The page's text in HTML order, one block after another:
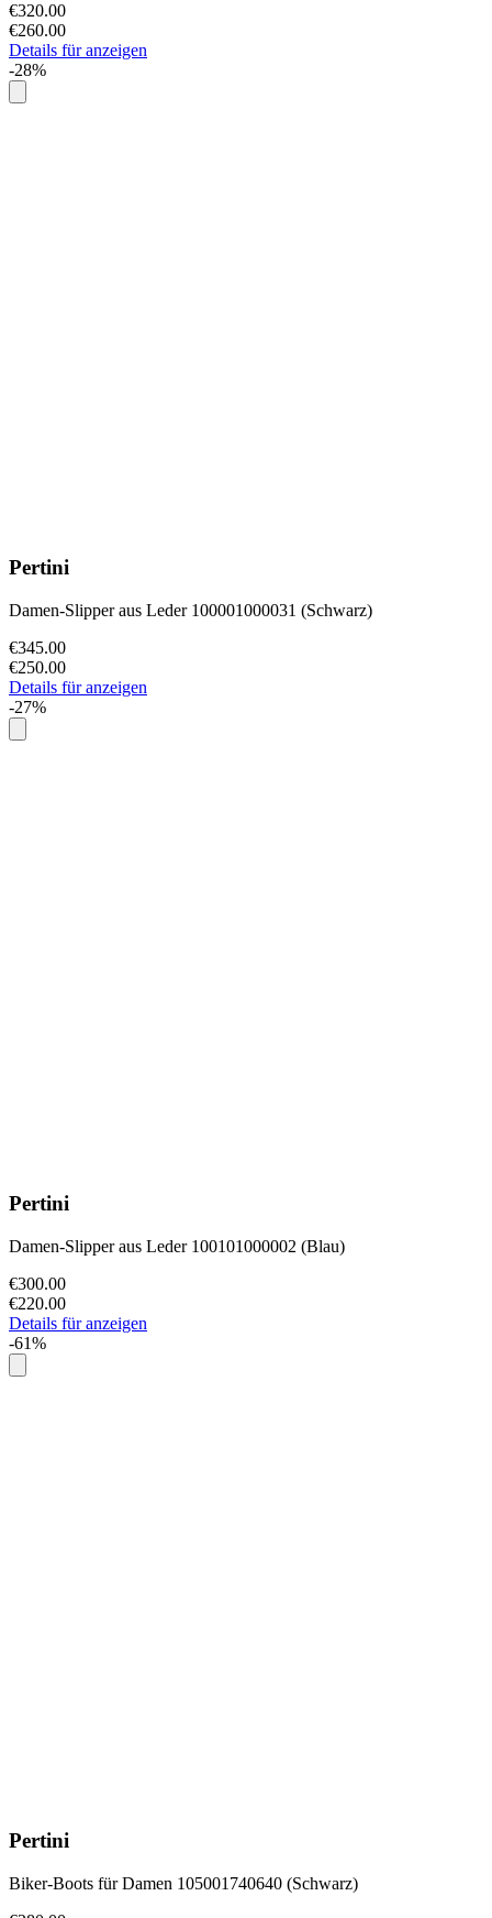
€320.00
€260.00
Details für anzeigen
-28%
Pertini
Damen-Slipper aus Leder 100001000031 (Schwarz)
€345.00
€250.00
Details für anzeigen
-27%
Pertini
Damen-Slipper aus Leder 100101000002 (Blau)
€300.00
€220.00
Details für anzeigen
-61%
Pertini
Biker-Boots für Damen 105001740640 (Schwarz)